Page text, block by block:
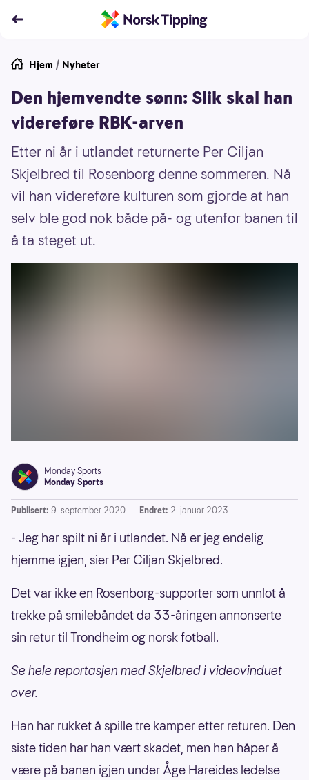
Hjem / Nyheter
Den hjemvendte sønn: Slik skal han
videreføre RBK-arven
Etter ni år i utlandet returnerte Per Ciljan
Skjelbred til Rosenborg denne sommeren. Nå
vil han videreføre kulturen som gjorde at han
selv ble god nok både på- og utenfor banen til
å ta steget ut.
Monday Sports
Monday Sports
Publisert: 9. september 2020 Endret: 2. januar 2023
- Jeg har spilt ni år i utlandet. Nå er jeg endelig
hjemme igjen, sier Per Ciljan Skjelbred.
Det var ikke en Rosenborg-supporter som unnlot å
trekke på smilebåndet da 33-åringen annonserte
sin retur til Trondheim og norsk fotball.
Se hele reportasjen med Skjelbred i videovinduet
over.
Han har rukket å spille tre kamper etter returen. Den
siste tiden har han vært skadet, men han håper å
være på banen igjen under Åge Hareides ledelse